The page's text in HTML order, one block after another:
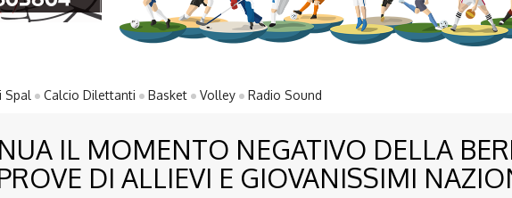
Spal Calcio Dilettanti Basket Volley Radio Sound
IL MOMENTO NEGATIVO DELLA
DI ALLIEVI E GIOVANISSIMI